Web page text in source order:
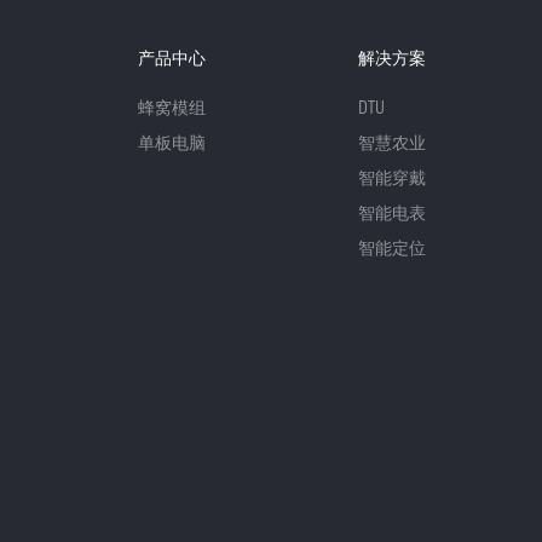
产品中心
蜂窝模组
单板电脑
解决方案
DTU
智慧农业
智能穿戴
智能电表
智能定位